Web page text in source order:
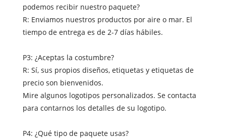
podemos recibir nuestro paquete?
R: Enviamos nuestros productos por aire o mar. El
tiempo de entrega es de 2-7 días hábiles.
P3: ¿Aceptas la costumbre?
R: Sí, sus propios diseños, etiquetas y etiquetas de
precio son bienvenidos.
Mire algunos logotipos personalizados. Se contacta
para contarnos los detalles de su logotipo.
P4: ¿Qué tipo de paquete usas?